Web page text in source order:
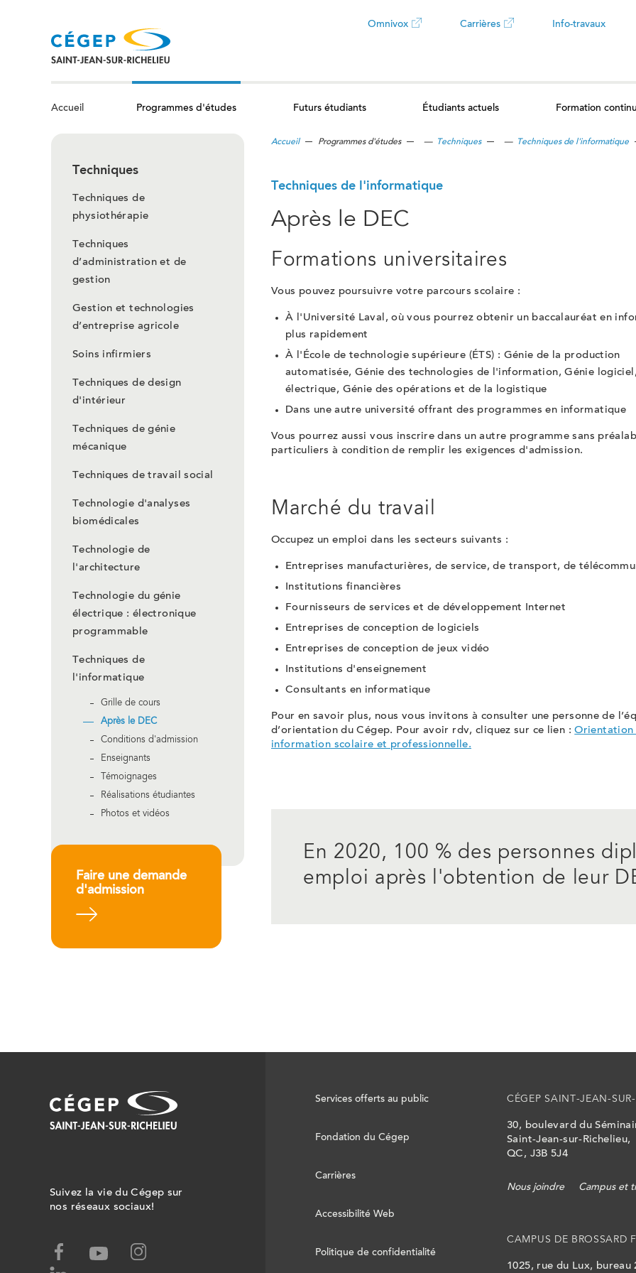
Omnivox
un
nouvel
onglet
Carrières
ouvrira
dans
onglet
Info-travaux
Accueil Programmes d'études Futurs étudiants Étudiants actuels Formation
Techniques
Techniques de
physiothérapie
Techniques
d’administration et de
gestion
Gestion et technologies
d’entreprise agricole
Soins infirmiers
Techniques de design
d'intérieur
Techniques de génie
mécanique
Techniques de travail social
Technologie d'analyses
biomédicales
Technologie de
l'architecture
Technologie du génie
électrique : électronique
programmable
Techniques de
l'informatique
Grille de cours
Après le DEC
Conditions d'admission
Enseignants
Témoignages
Réalisations étudiantes
Photos et vidéos
Faire une demande
d'admission
Accueil Programmes d'études — Techniques — Techniques de l'informatique
Techniques de l'informatique
Après le DEC
Formations universitaires
Vous pouvez poursuivre votre parcours scolaire :
À l'Université Laval, où vous pourrez obtenir un baccalauréat en
plus rapidement
À l'École de technologie supérieure (ÉTS) : Génie de la production
automatisée, Génie des technologies de l'information, Génie
électrique, Génie des opérations et de la logistique
Dans une autre université offrant des programmes en informatique
Vous pourrez aussi vous inscrire dans un autre programme sans
particuliers à condition de remplir les exigences d'admission.
Marché du travail
Occupez un emploi dans les secteurs suivants :
Entreprises manufacturières, de service, de transport, de
Institutions financières
Fournisseurs de services et de développement Internet
Entreprises de conception de logiciels
Entreprises de conception de jeux vidéo
Institutions d'enseignement
Consultants en informatique
Pour en savoir plus, nous vous invitons à consulter une personne de
d’orientation du Cégep. Pour avoir rdv, cliquez sur ce lien :Orientation
information scolaire et professionnelle.
En 2020, 100 % des personnes
emploi après l'obtention de leur
Suivez la vie du Cégep sur
nos réseaux sociaux!
facebook,youtube,instagram,
Services offerts au public
Fondation du Cégep
Carrières
Accessibilité Web
Politique de confidentialité
CÉGEP SAINT-JEAN-SUR-
30, boulevard du
Saint-Jean-sur-Richelieu,
QC, J3B 5J4
Nous joindre Campus et
CAMPUS DE BROSSARD
1025, rue du Lux, bureau